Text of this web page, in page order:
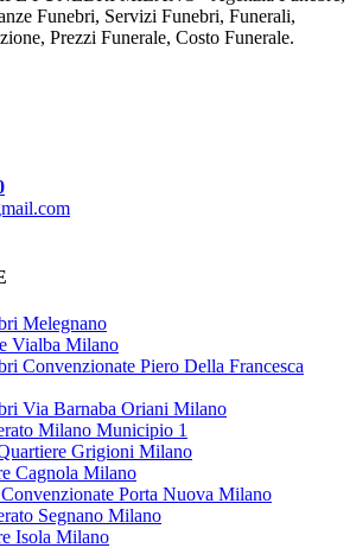
Funebri, Servizi Funebri, Funerali,
Prezzi Funerale, Costo Funerale.
Melegnano
Vialba Milano
Convenzionate Piero Della Francesca
Via Barnaba Oriani Milano
Milano Municipio 1
Grigioni Milano
Cagnola Milano
Porta Nuova Milano
Segnano Milano
Isola Milano